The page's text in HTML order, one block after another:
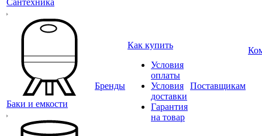
Баки и емкости
Бренды
Как купить
Условия
оплаты
Условия
доставки
Гарантия
на товар
Поставщикам